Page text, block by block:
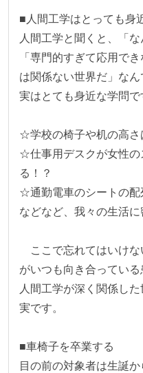
■人間工学はとっても身
人間工学と聞くと、「
「専門的すぎて応用で
は関係ない世界だ」なん
実はとても身近な学問で
☆学校の椅子や机の高さ
☆仕事用デスクが女性の
る！？
☆通勤電車のシートの配
などなど、我々の生活に
ここで忘れてはいけな
がいつも向き合ってい
人間工学が深く関係し
実です。
■車椅子を卒業する
目の前の対象者は生誕